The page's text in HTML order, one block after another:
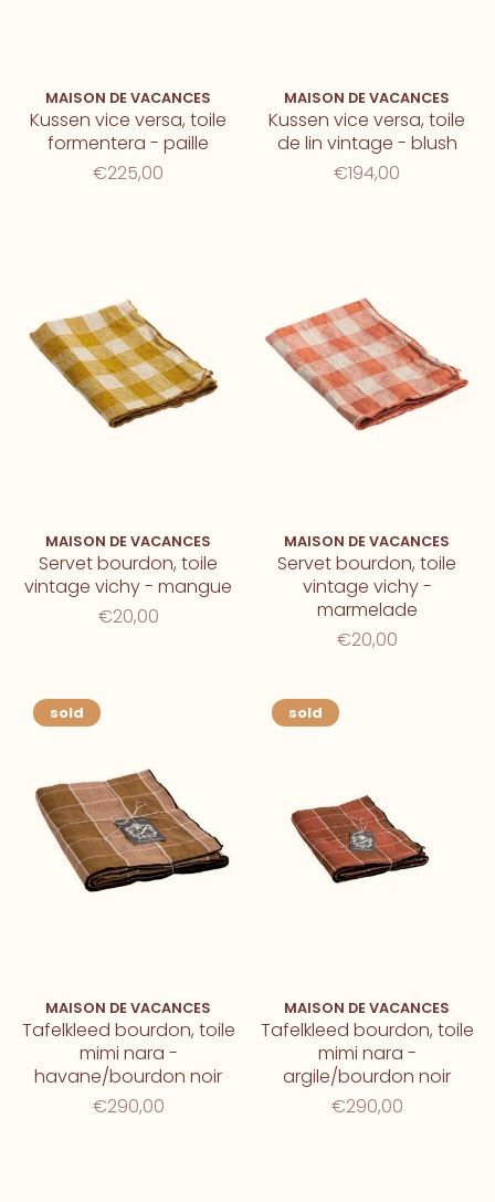
MAISON DE VACANCES
Kussen vice versa, toile
formentera - paille
€225,00
MAISON DE VACANCES
Kussen vice versa, toile
de lin vintage - blush
€194,00
MAISON DE VACANCES
Servet bourdon, toile
vintage vichy - mangue
€20,00
MAISON DE VACANCES
Servet bourdon, toile
vintage vichy -
marmelade
€20,00
sold
MAISON DE VACANCES
Tafelkleed bourdon, toile
mimi nara -
havane/bourdon noir
€290,00
sold
MAISON DE VACANCES
Tafelkleed bourdon, toile
mimi nara -
argile/bourdon noir
€290,00